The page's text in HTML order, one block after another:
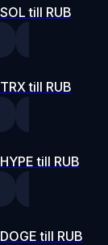
SOL till RUB
TRX till RUB
HYPE till RUB
DOGE till RUB